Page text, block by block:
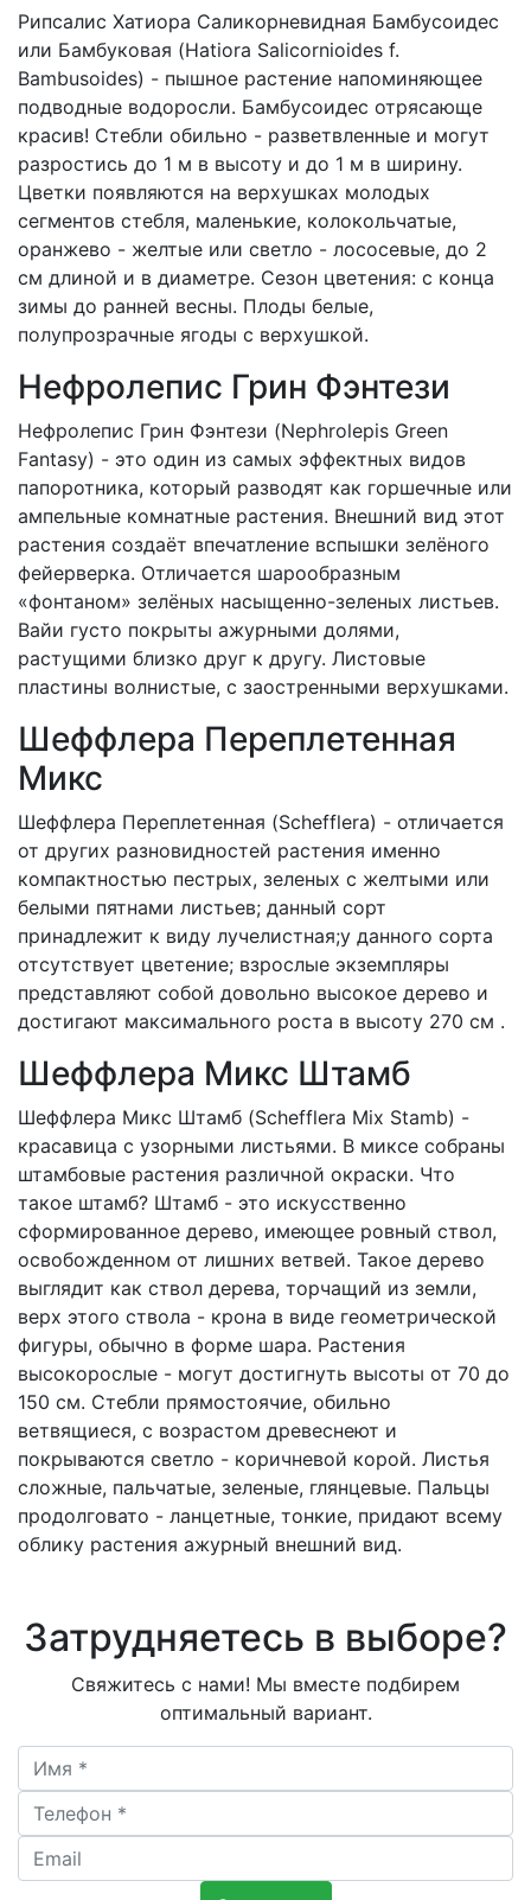
Рипсалис Хатиора Cаликорневидная Бамбусоидес
или Бамбуковая (Hatiora Salicornioides f.
Bambusoides) - пышное растение напоминяющее
подводные водоросли. Бамбусоидес отрясающе
красив! Стебли обильно - разветвленные и могут
разростись до 1 м в высоту и до 1 м в ширину.
Цветки появляются на верхушках молодых
сегментов стебля, маленькие, колокольчатые,
оранжево - желтые или светло - лососевые, до 2
см длиной и в диаметре. Сезон цветения: с конца
зимы до ранней весны. Плоды белые,
полупрозрачные ягоды с верхушкой.
Нефролепис Грин Фэнтези
Нефролепис Грин Фэнтези (Nephrolepis Green
Fantasy) - это один из самых эффектных видов
папоротника, который разводят как горшечные или
ампельные комнатные растения. Внешний вид этот
растения создаёт впечатление вспышки зелёного
фейерверка. Отличается шарообразным
«фонтаном» зелёных насыщенно-зеленых листьев.
Вайи густо покрыты ажурными долями,
растущими близко друг к другу. Листовые
пластины волнистые, c заостренными верхушками.
Шеффлера Переплетенная
Микс
Шеффлера Переплетенная (Schefflera) - отличается
от других разновидностей растения именно
компактностью пестрых, зеленых с желтыми или
белыми пятнами листьев; данный сорт
принадлежит к виду лучелистная;у данного сорта
отсутствует цветение; взрослые экземпляры
представляют собой довольно высокое дерево и
достигают максимального роста в высоту 270 см .
Шеффлера Микс Штамб
Шеффлера Микс Штамб (Schefflera Mix Stamb) -
красавица с узорными листьями. В миксе собраны
штамбовые растения различной окраски. Что
такое штамб? Штамб - это искусственно
сформированное дерево, имеющее ровный ствол,
освобожденном от лишних ветвей. Такое дерево
выглядит как ствол дерева, торчащий из земли,
верх этого ствола - крона в виде геометрической
фигуры, обычно в форме шара. Растения
высокорослые - могут достигнуть высоты от 70 до
150 см. Стебли прямостоячие, обильно
ветвящиеся, с возрастом древеснеют и
покрываются светло - коричневой корой. Листья
сложные, пальчатые, зеленые, глянцевые. Пальцы
продолговато - ланцетные, тонкие, придают всему
облику растения ажурный внешний вид.
Затрудняетесь в выборе?
Свяжитесь с нами! Мы вместе подбирем
оптимальный вариант.